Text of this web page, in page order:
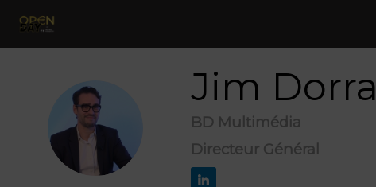
JD
Jim Dorra
BD Multimédia
Directeur Général